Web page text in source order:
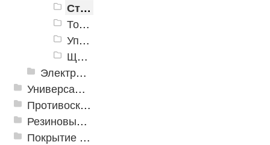
Стеклоочистители
Товары для клининга
Уплотнители самоклеящиеся
Щетки хозяйственные
Электрика и свет
Универсальные модульные покрытия
Противоскользящая защита для лестниц, профили, ленты
Резиновые и ПВХ дорожки
Покрытие из резиновой крошки